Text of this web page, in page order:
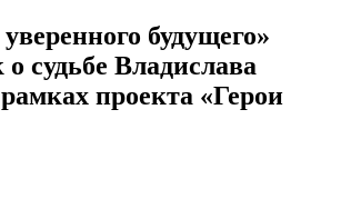
будущего»
судьбе Владислава
проекта «Герои